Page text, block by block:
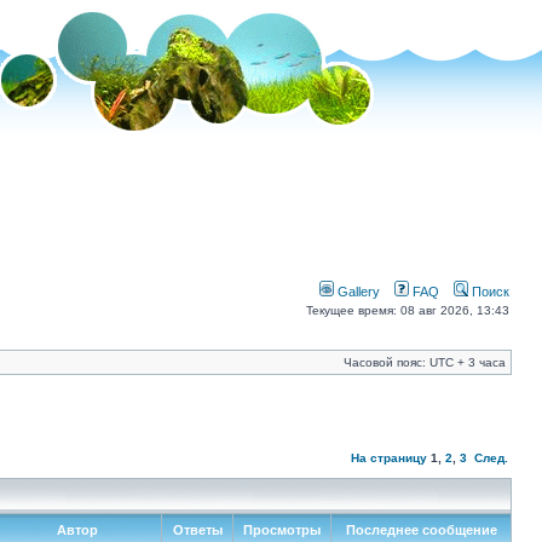
Gallery FAQ Поиск
Текущее время: 08 авг 2026, 13:43
Часовой пояс: UTC + 3 часа
На страницу 1 2 3 След.
Автор Ответы Просмотры Последнее сообщение